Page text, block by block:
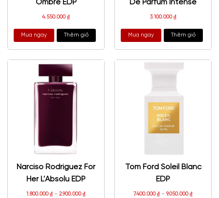
Ombre EDP
4.550.000₫
Mua ngay Thêm giỏ
De Parfum Intense
3.100.000₫
Mua ngay Thêm giỏ
Narciso Rodriguez For
Her L'Absolu EDP
1.800.000₫ – 2.900.000₫
Tom Ford Soleil Blanc
EDP
7.400.000₫ – 9.050.000₫